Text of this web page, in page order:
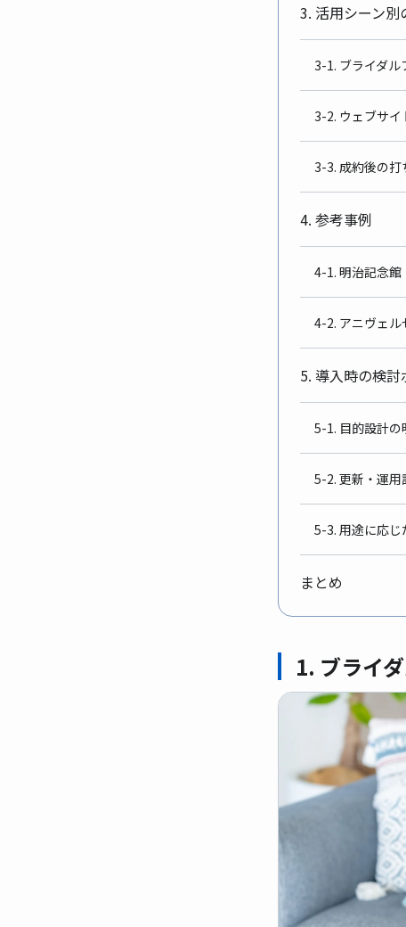
3. 活用シーン
3-1. ブライダ
3-2. ウェブサ
3-3. 成約後の
4. 参考事例
4-1. 明治記念
4-2. アニヴェ
5. 導入時の検討
5-1. 目的設計の
5-2. 更新・運用
5-3. 用途に応
まとめ
1. ブライ